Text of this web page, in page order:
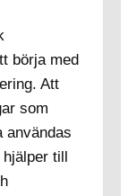
börja med
Att
som
användas
till